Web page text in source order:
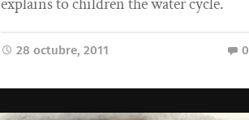
28 octubre, 2011 0